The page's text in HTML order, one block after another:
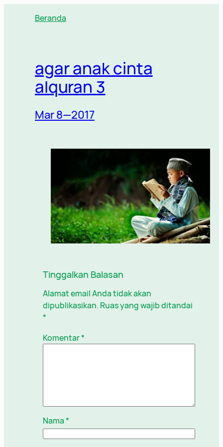
Beranda
agar anak cinta
alquran 3
Mar 8—2017
Tinggalkan Balasan
Alamat email Anda tidak akan
dipublikasikan. Ruas yang wajib ditandai
*
Komentar*
Nama*